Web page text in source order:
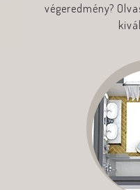
végeredmény?